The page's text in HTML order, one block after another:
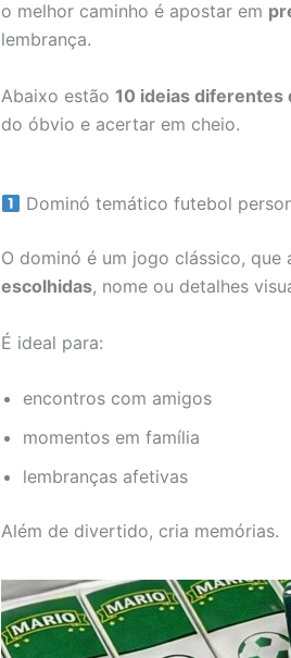
o melhor caminho é apostar em
lembrança.
Abaixo estão 10 ideias
do óbvio e acertar em cheio.
Dominó temático futebol
O dominó é um jogo clássico, que
escolhidas, nome ou detalhes
É ideal para:
encontros com amigos
momentos em família
lembranças afetivas
Além de divertido, cria memórias.